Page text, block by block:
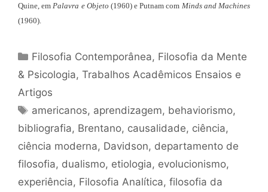
Quine, em Palavra e Objeto (1960) e Putnam com Minds and Machines
(1960).
Categorias
Filosofia Contemporânea, Filosofia da Mente
& Psicologia, Trabalhos Acadêmicos Ensaios e
Artigos
Tags
americanos, aprendizagem, behaviorismo,
bibliografia, Brentano, causalidade, ciência,
ciência moderna, Davidson, departamento de
filosofia, dualismo, etiologia, evolucionismo,
experiência, Filosofia Analítica, filosofia da